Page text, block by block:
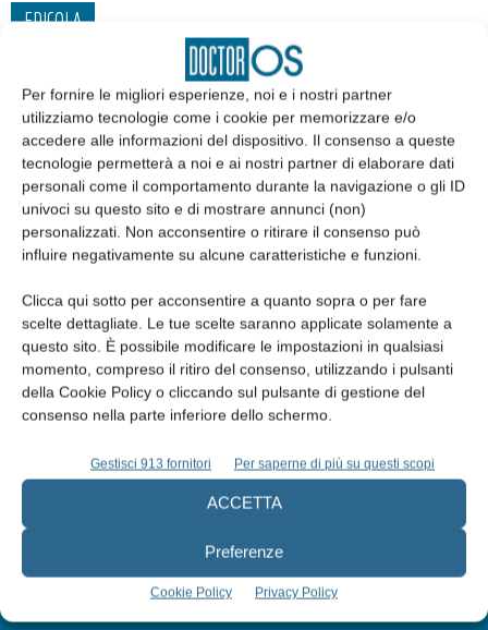
Per fornire le migliori esperienze, noi e i nostri partner
utilizziamo tecnologie come i cookie per memorizzare e/o
accedere alle informazioni del dispositivo. Il consenso a queste
tecnologie permetterà a noi e ai nostri partner di elaborare dati
personali come il comportamento durante la navigazione o gli ID
univoci su questo sito e di mostrare annunci (non)
personalizzati. Non acconsentire o ritirare il consenso può
influire negativamente su alcune caratteristiche e funzioni.
Clicca qui sotto per acconsentire a quanto sopra o per fare
scelte dettagliate. Le tue scelte saranno applicate solamente a
questo sito. È possibile modificare le impostazioni in qualsiasi
momento, compreso il ritiro del consenso, utilizzando i pulsanti
della Cookie Policy o cliccando sul pulsante di gestione del
consenso nella parte inferiore dello schermo.
Gestisci 913 fornitori Per saperne di più su questi scopi
ACCETTA
Preferenze
Cookie Policy Privacy Policy
EDICOLA
Edicola web
Abbonati
Iscriviti alla newsletter